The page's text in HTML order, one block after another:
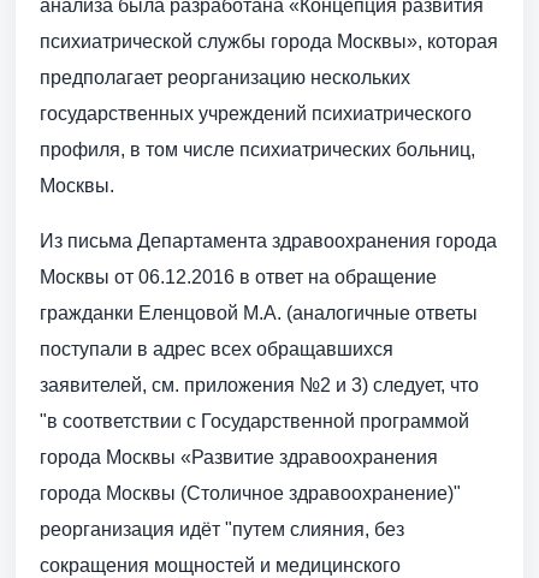
анализа была разработана «Концепция развития
психиатрической службы города Москвы», которая
предполагает реорганизацию нескольких
государственных учреждений психиатрического
профиля, в том числе психиатрических больниц,
Москвы.
Из письма Департамента здравоохранения города
Москвы от 06.12.2016 в ответ на обращение
гражданки Еленцовой М.А. (аналогичные ответы
поступали в адрес всех обращавшихся
заявителей, см. приложения №2 и 3) следует, что
"в соответствии с Государственной программой
города Москвы «Развитие здравоохранения
города Москвы (Столичное здравоохранение)"
реорганизация идёт "путем слияния, без
сокращения мощностей и медицинского